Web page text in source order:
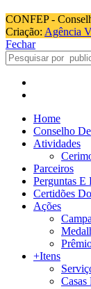
CONFEP -
Criação: Agência
Fechar
Home
Conselho
Atividades
Parceiros
Perguntas E
Certidões
Ações
+Itens
Casas